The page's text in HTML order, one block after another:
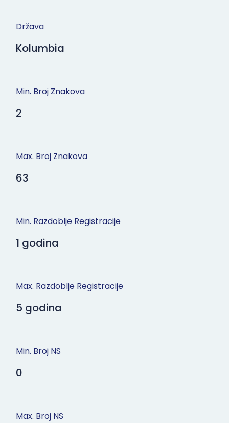
Država
Kolumbia
Min. Broj Znakova
2
Max. Broj Znakova
63
Min. Razdoblje Registracije
1 godina
Max. Razdoblje Registracije
5 godina
Min. Broj NS
0
Max. Broj NS